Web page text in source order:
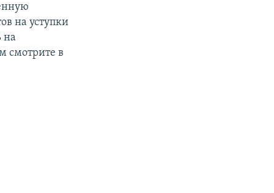
на уступки
на
смотрите в